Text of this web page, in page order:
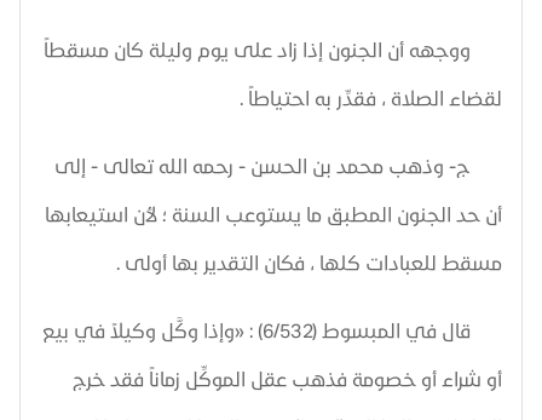
ووجهه أن الجنون إذا زاد على يوم وليلة كان مسقطاً
لقضاء الصلاة ، فقدِّر به احتياطاً .
ج- وذهب محمد بن الحسن - رحمه الله تعالى - إلى
أن حد الجنون المطبق ما يستوعب السنة ؛ لأن استيعابها
مسقط للعبادات كلها ، فكان التقدير بها أولى .
قال في المبسوط (6/532) : « وإذا وكَّل وكيلاً في بيع
أو شراء أو خصومة فذهب عقل الموكِّل زماناً فقد خرج